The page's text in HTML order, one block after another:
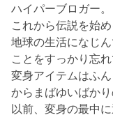
ハイパーブロガー。
これから伝説を始
地球の生活になじ
ことをすっかり忘
変身アイテムはふ
からまばゆいばか
以前、変身の最中